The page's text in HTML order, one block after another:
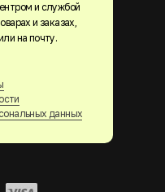
данных
и службой
и заказах,
на почту.